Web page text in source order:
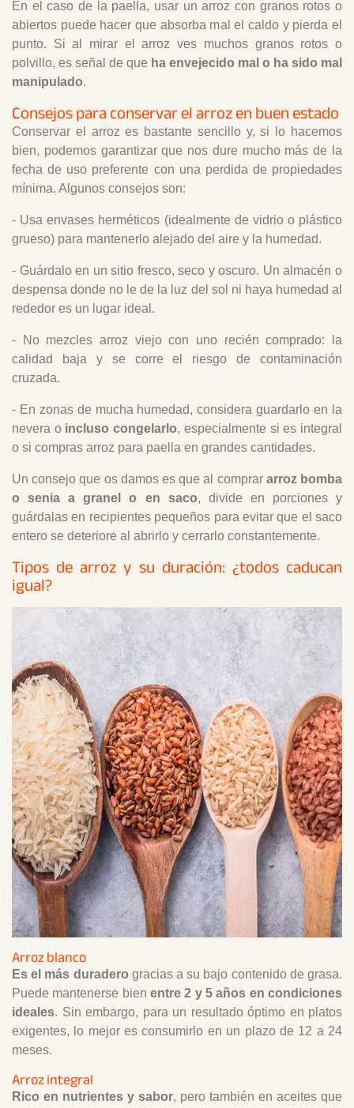
En el caso de la paella, usar un arroz con granos rotos o
abiertos puede hacer que absorba mal el caldo y pierda el
punto. Si al mirar el arroz ves muchos granos rotos o
polvillo, es señal de que ha envejecido mal o ha sido mal
manipulado.
Consejos para conservar el arroz en buen estado
Conservar el arroz es bastante sencillo y, si lo hacemos
bien, podemos garantizar que nos dure mucho más de la
fecha de uso preferente con una perdida de propiedades
mínima. Algunos consejos son:
- Usa envases herméticos (idealmente de vidrio o plástico
grueso) para mantenerlo alejado del aire y la humedad.
- Guárdalo en un sitio fresco, seco y oscuro. Un almacén o
despensa donde no le de la luz del sol ni haya humedad al
rededor es un lugar ideal.
- No mezcles arroz viejo con uno recién comprado: la
calidad baja y se corre el riesgo de contaminación
cruzada.
- En zonas de mucha humedad, considera guardarlo en la
nevera oincluso congelarlo, especialmente si es integral
o si compras arroz para paella en grandes cantidades.
Un consejo que os damos es que al comprar arroz bomba
o senia a granel o en saco, divide en porciones y
guárdalas en recipientes pequeños para evitar que el saco
entero se deteriore al abrirlo y cerrarlo constantemente.
Tipos de arroz y su duración: ¿todos caducan
igual?
Arroz blanco
Es el más duradero gracias a su bajo contenido de grasa.
Puede mantenerse bien entre 2 y 5 años en condiciones
ideales. Sin embargo, para un resultado óptimo en platos
exigentes, lo mejor es consumirlo en un plazo de 12 a 24
meses.
Arroz integral
Rico en nutrientes y sabor, pero también en aceites que